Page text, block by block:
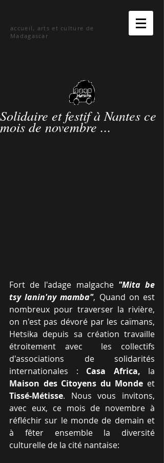
accueil, arts et culture de
Madagascar
Solidaire et festif à Nantes ce
mois de novembre ...
Fort de l'adage malgache "Mita be
tsy lanin'ny mamba", Quand on est
nombreux pour traverser la rivière,
on n'est pas dévoré par les caïmans,
Hetsika depuis sa création travaille
étroitement avec  les collectifs
d'associations de solidarités
internationales : Casa Africa,
Maison des Citoyens du Monde
Tissé-Métisse. Nous vous invitons,
avec eux, ce mois de novembre à
réfléchir sur le monde de demain et
à fêter ensemble la diversité
culturelle de la cité nantaise: